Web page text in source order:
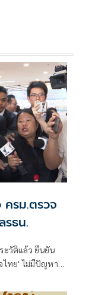
รม.ตรวจ
รธน.
ะวัติแล้ว ยืนยัน
ไทย' ไม่มีปัญหา